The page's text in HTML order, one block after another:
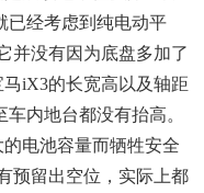
已经考虑到纯电动平
并没有因为底盘多加了
iX3的长宽高以及轴距
内地台都没有抬高。
电池容量而牺牲安全
预留出空位，实际上都